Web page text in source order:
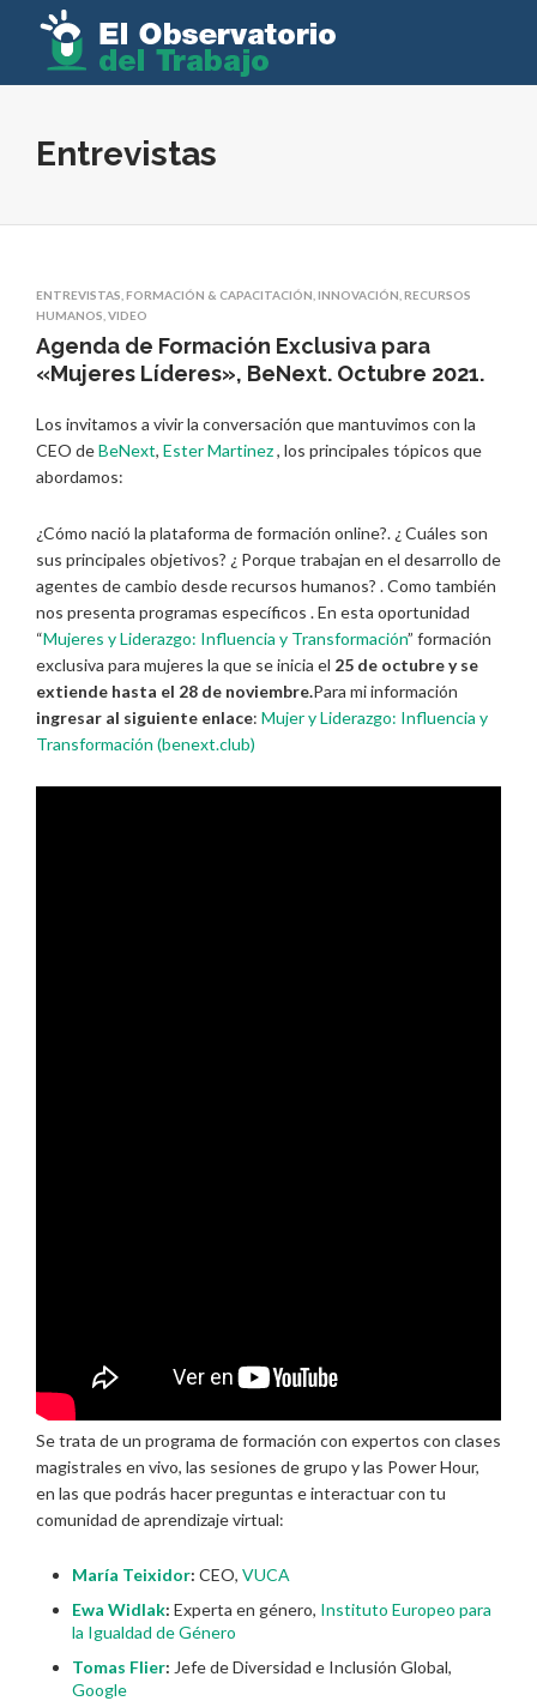
Entrevistas
ENTREVISTAS FORMACIÓN & CAPACITACIÓN INNOVACIÓN RECURSOS
HUMANOS VIDEO
Agenda de Formación Exclusiva para
«Mujeres Líderes», BeNext. Octubre 2021.
Los invitamos a vivir la conversación que mantuvimos con la
CEO deBeNext, Ester Martinez, los principales tópicos que
abordamos:
¿Cómo nació la plataforma de formación online?. ¿ Cuáles son
sus principales objetivos? ¿ Porque trabajan en el desarrollo de
agentes de cambio desde recursos humanos? . Como también
nos presenta programas específicos . En esta oportunidad
“Mujeres y Liderazgo: Influencia y Transformación” formación
exclusiva para mujeres la que se inicia el 25 de octubre y se
extiende hasta el 28 de noviembre.Para mi información
ingresar al siguiente enlace: Mujer y Liderazgo: Influencia y
Transformación (benext.club)
Se trata de un programa de formación con expertos con clases
magistrales en vivo, las sesiones de grupo y las Power Hour,
en las que podrás hacer preguntas e interactuar con tu
comunidad de aprendizaje virtual:
María Teixidor: CEO, VUCA
Ewa Widlak: Experta en género, Instituto Europeo para
la Igualdad de Género
Tomas Flier: Jefe de Diversidad e Inclusión Global,
Google